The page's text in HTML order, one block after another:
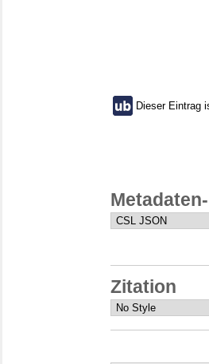
Dieser Eintrag
Zitation